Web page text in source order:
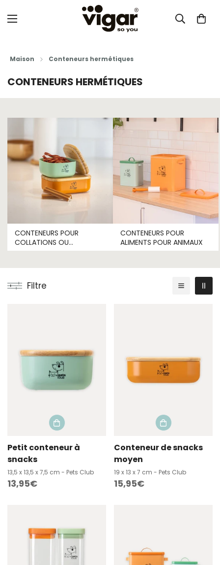
Maison Conteneurs hermétiques
CONTENEURS HERMÉTIQUES
CONTENEURS POUR
COLLATIONS OU
RÉCOMPENSES
CONTENEURS POUR
ALIMENTS POUR ANIMAUX
Filtre
Petit conteneur à
snacks
13,5 x 13,5 x 7,5 cm - Pets Club
Prix
13,95€
Conteneur de snacks
moyen
19 x 13 x 7 cm - Pets Club
Prix
15,95€